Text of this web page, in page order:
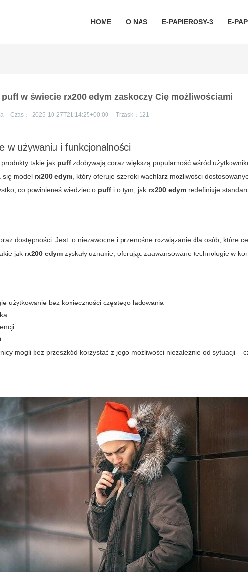
HOME O NAS E-PAPIEROSY-3 E-
w świecie rx200 edym zaskoczy Cię możliwościami
Czas： 2025-10-27T21:14:25+00:00 Trzask： 121
w używaniu i funkcjonalności
takie jak puff zdobywają coraz większą popularność wśród
się model rx200 edym , który oferuje szeroki wachlarz możliwości
co powinieneś wiedzieć o puff i o tym, jak rx200 edym redefiniuje
dostępności. Jest to niezawodne i przenośne rozwiązanie dla osób, które
jak rx200 edym zyskały uznanie, oferując zaawansowane technologie w
użytkowanie bez konieczności częstego ładowania
mogli bez przeszkód korzystać z jego możliwości niezależnie od sytuacji –